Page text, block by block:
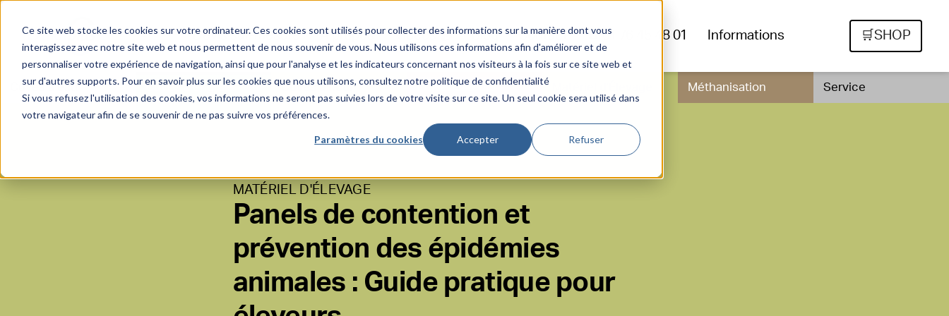
Ce site web stocke les cookies sur votre ordinateur. Ces cookies sont utilisés pour collecter des informations sur la manière dont vous
interagissez avec notre site web et nous permettent de nous souvenir de vous. Nous utilisons ces informations afin d'améliorer et de
personnaliser votre expérience de navigation, ainsi que pour l'analyse et les indicateurs concernant nos visiteurs à la fois sur ce site web et
sur d'autres supports. Pour en savoir plus sur les cookies que nous utilisons, consultez notre politique de confidentialité
Si vous refusez l'utilisation des cookies, vos informations ne seront pas suivies lors de votre visite sur ce site. Un seul cookie sera utilisé dans
votre navigateur afin de se souvenir de ne pas suivre vos préférences.
Paramètres du cookies Accepter Refuser
Devis sur-mesure À propos Vidéos 📹 Blog Contact ☎️ 01 76 45 48 01 Informations 🛒SHOP
Cuves à eau
Cuves à engrais
liquide
Cuves à fioul Pulvérisateurs Méthanisation Service
MATÉRIEL D'ÉLEVAGE
Panels de contention et
prévention des épidémies
animales : Guide pratique pour